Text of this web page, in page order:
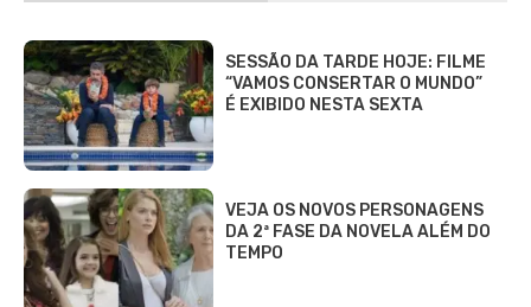
SESSÃO DA TARDE HOJE: FILME
“VAMOS CONSERTAR O MUNDO”
É EXIBIDO NESTA SEXTA
VEJA OS NOVOS PERSONAGENS
DA 2ª FASE DA NOVELA ALÉM DO
TEMPO